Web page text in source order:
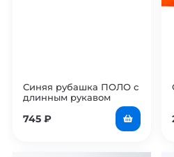
Синяя рубашка ПОЛО с
длинным рукавом
745 ₽